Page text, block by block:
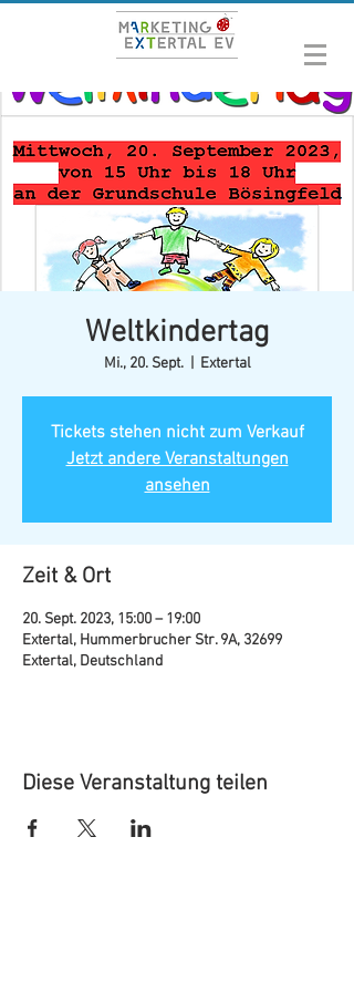
Weltkindertag
Mi., 20. Sept.
  |
Extertal
Tickets stehen nicht zum Verkauf
Jetzt andere Veranstaltungen
ansehen
Zeit & Ort
20. Sept. 2023, 15:00 – 19:00
Extertal, Hummerbrucher Str. 9A, 32699
Extertal, Deutschland
Diese Veranstaltung teilen